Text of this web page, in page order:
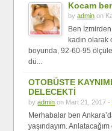
Kocam
byadmin on
Ben
kadın
boyunda, 92-60-95
dü...
OTOBÜSTE
DELECEKTİ
byadmin on Mart 21, 2017 -
Merhabalar ben
yaşındayım.